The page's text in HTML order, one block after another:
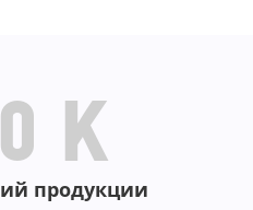
K
продукции